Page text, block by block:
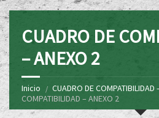
CUADRO DE
– ANEXO 2
Inicio CUADRO DE COMPATIBILIDAD
COMPATIBILIDAD – ANEXO 2